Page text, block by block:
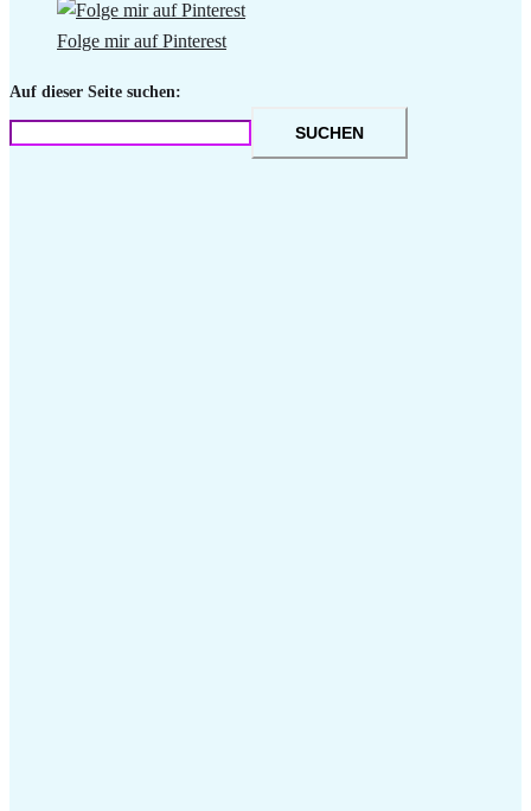
Folge mir auf Pinterest
Auf dieser Seite suchen:
SUCHEN